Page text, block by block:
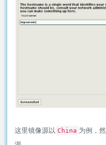
这里镜像源以 China 为例，